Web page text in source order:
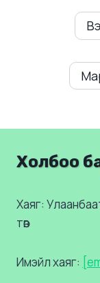
Холбоо
Хаяг:
төв
Имэйл хаяг: